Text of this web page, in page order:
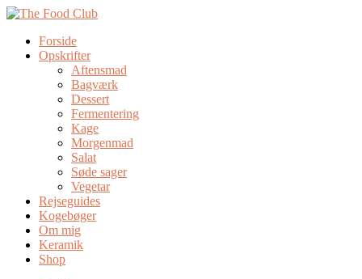
Forside
Opskrifter
Aftensmad
Bagværk
Dessert
Fermentering
Kage
Morgenmad
Salat
Søde sager
Vegetar
Rejseguides
Kogebøger
Om mig
Keramik
Shop